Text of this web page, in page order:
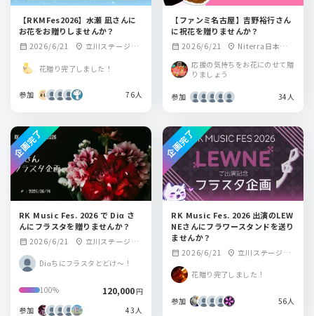
【RKMFes2026】水瀬 凪さんに
お花をお贈りしませんか？
calendar_month 2026/6/21 location_on 立川ステージガ
花贈り完了しました！
参加 76人
【ファンミ名古屋】吉野裕行さん
に祝花を贈りませんか？
calendar_month 2026/6/21 location_on Niterra日本特殊
陶業市民会館フォ
レストホール
応援の気持ちをお花にのせて贈
りましょう
参加 34人
RK Music Fes. 2026 で Diα さ
んにフラスタを贈りませんか？
calendar_month 2026/6/21 location_on 立川ステージガ
Diαちにフラスタとどけ～！
100% 120,000円
参加
43人
企画完了
RK Music Fes. 2026 出演のLEW
NEさんにフラワースタンドを送り
ませんか？
calendar_month 2026/6/21 location_on 立川ステージガ
花贈り完了しました！
参加 56人
企画完了